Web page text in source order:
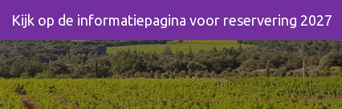
Kijk op de informatiepagina voor reservering 2027